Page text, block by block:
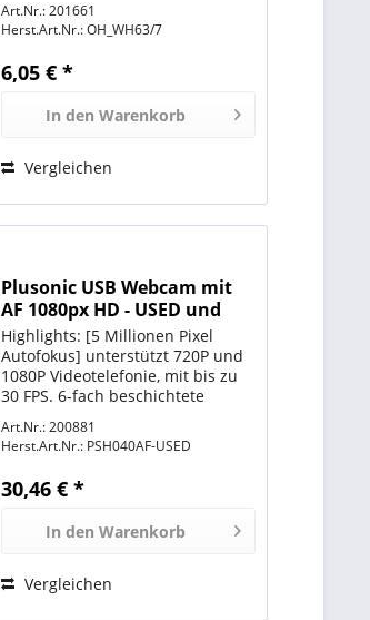
Art.Nr.: 201661
Herst.Art.Nr.:OH_WH63/7
6,05 € *
In den Warenkorb
Vergleichen
Plusonic USB Webcam mit
AF 1080px HD - USED und
BULK Verpackung
Highlights: [5 Millionen Pixel
Autofokus] unterstützt 720P und
1080P Videotelefonie, mit bis zu
30 FPS. 6-fach beschichtete
Auflösung für Videokonferenzen
etc. Kompatibel mit Skype For
Business, Lync...
Art.Nr.: 200881
Herst.Art.Nr.: PSH040AF-USED
30,46 € *
In den Warenkorb
Vergleichen